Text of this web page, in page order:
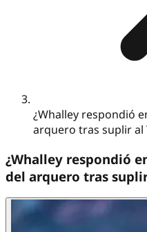
¿Whalley respondió
arquero tras suplir al
¿Whalley respondió
del arquero tras